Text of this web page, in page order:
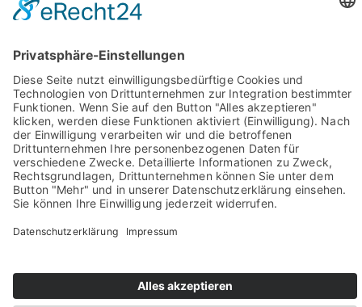
Sie haben Fragen? Rufen Sie uns doch direkt an!
0049 2981 800 0
Impressum Datenschutz Barrierefreiheit
Rechtsverbindliche elektronische Kommunikation